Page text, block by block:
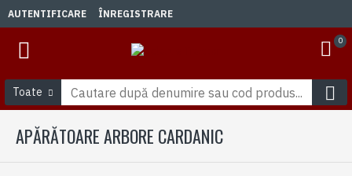
AUTENTIFICARE ÎNREGISTRARE
0
Toate
APĂRĂTOARE ARBORE CARDANIC